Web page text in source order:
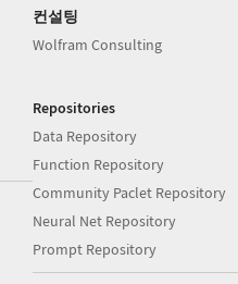
컨설팅
Wolfram Consulting
Repositories
Data Repository
Function Repository
Community Paclet Repository
Neural Net Repository
Prompt Repository